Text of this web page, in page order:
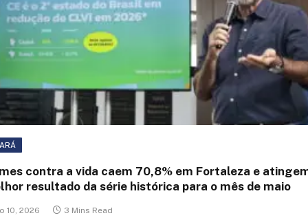
contra a vida caem 70,8% em Fortaleza e
resultado da série histórica para o mês de maio
10, 2026 3 Mins Read